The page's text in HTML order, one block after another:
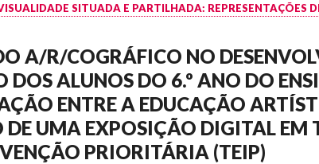
SITUADA E PARTILHADA: REPRESENTAÇÕES
A/R/COGRÁFICO NO
DOS ALUNOS DO 6.º ANO DO
ENTRE A EDUCAÇÃO
DE UMA EXPOSIÇÃO DIGITAL EM
PRIORITÁRIA (TEIP)